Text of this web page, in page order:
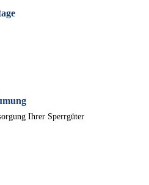
Ihrer Sperrgüter